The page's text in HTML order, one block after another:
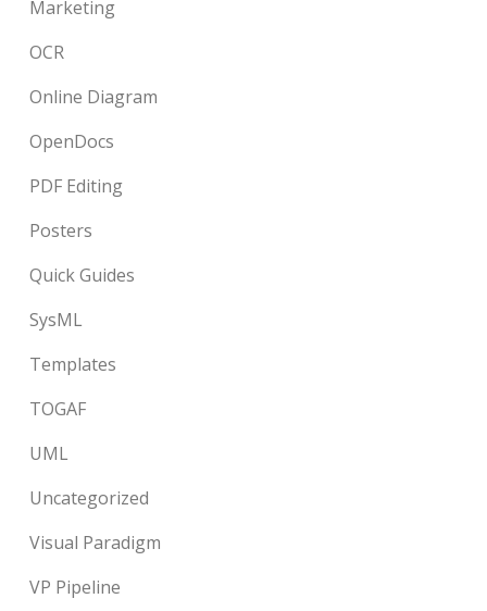
Marketing
OCR
Online Diagram
OpenDocs
PDF Editing
Posters
Quick Guides
SysML
Templates
TOGAF
UML
Uncategorized
Visual Paradigm
VP Pipeline